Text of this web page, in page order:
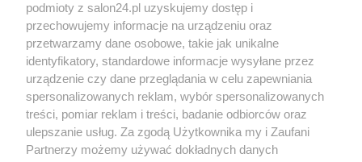
Społeczeństwo
Kultura
X Facebook Instagram Youtube
podmioty z salon24.pl uzyskujemy dostęp i
przechowujemy informacje na urządzeniu oraz
przetwarzamy dane osobowe, takie jak unikalne
identyfikatory, standardowe informacje wysyłane przez
urządzenie czy dane przeglądania w celu zapewniania
spersonalizowanych reklam, wybór spersonalizowanych
treści, pomiar reklam i treści, badanie odbiorców oraz
ulepszanie usług. Za zgodą Użytkownika my i Zaufani
Partnerzy możemy używać dokładnych danych